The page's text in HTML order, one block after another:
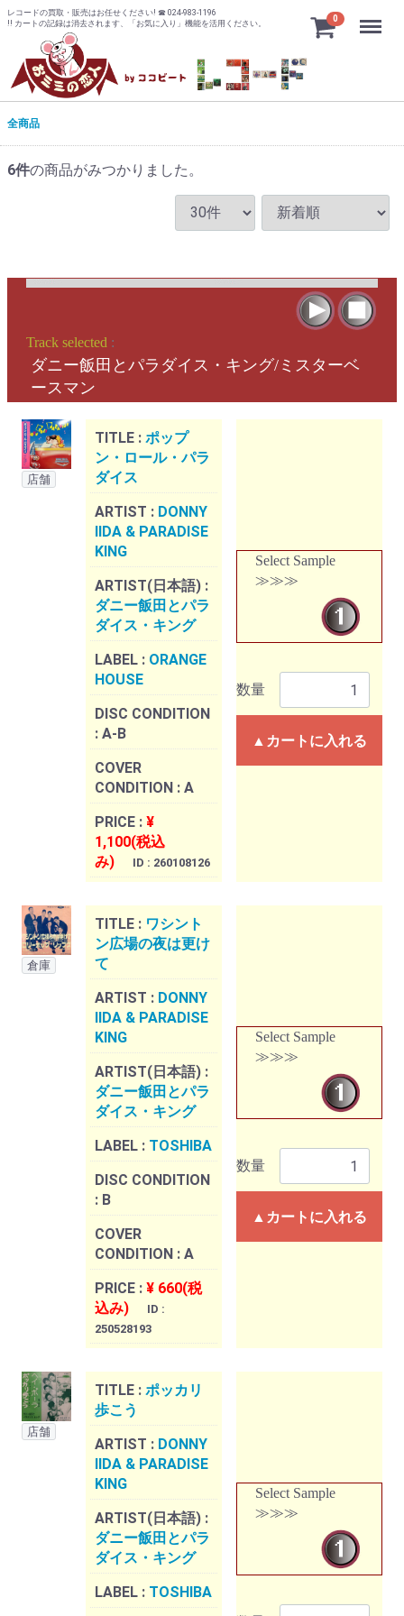
レコードの買取・販売はお任せください! ☎ 024-983-1196
!! カートの記録は消去されます、「お気に入り」機能を活用ください。
0 Menu
全商品
6件の商品がみつかりました。
Track selected :
ダニー飯田とパラダイス・キング/ミスターベ
ースマン
店舗
TITLE : ポップ
ン・ロール・パラ
ダイス
ARTIST : DONNY
IIDA & PARADISE
KING
ARTIST(日本語) :
ダニー飯田とパラ
ダイス・キング
LABEL : ORANGE
HOUSE
DISC CONDITION
: A-B
COVER
CONDITION : A
PRICE : ¥
1,100(税込
み)
ID : 260108126
Select Sample
≫≫≫
数量
▲カートに入れる
倉庫
TITLE : ワシント
ン広場の夜は更け
て
ARTIST : DONNY
IIDA & PARADISE
KING
ARTIST(日本語) :
ダニー飯田とパラ
ダイス・キング
LABEL : TOSHIBA
DISC CONDITION
: B
COVER
CONDITION : A
PRICE : ¥ 660(税
込み)
ID :
250528193
Select Sample
≫≫≫
数量
▲カートに入れる
店舗
TITLE : ポッカリ
歩こう
ARTIST : DONNY
IIDA & PARADISE
KING
ARTIST(日本語) :
ダニー飯田とパラ
ダイス・キング
LABEL : TOSHIBA
Select Sample
≫≫≫